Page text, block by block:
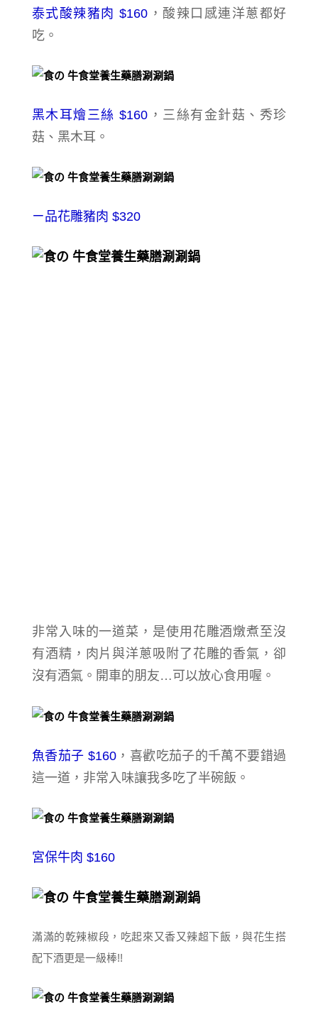
泰式酸辣豬肉 $160 ，酸辣口感連洋蔥都好
吃。
黑木耳燴三絲 $160 ，三絲有金針菇、秀珍
菇、黑木耳。
ㄧ品花雕豬肉 $320
非常入味的一道菜，是使用花雕酒燉煮至沒
有酒精，肉片與洋蔥吸附了花雕的香氣，卻
沒有酒氣。開車的朋友…可以放心食用喔。
魚香茄子 $160，喜歡吃茄子的千萬不要錯過
這一道，非常入味讓我多吃了半碗飯。
宮保牛肉 $160
滿滿的乾辣椒段 ，吃起來又香又辣超下飯，與花生搭
配下酒更是一級棒!!